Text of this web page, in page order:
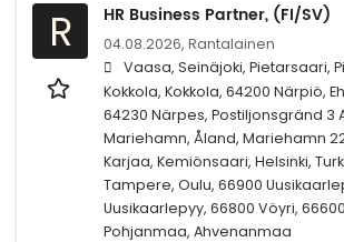
R HR Business Partner, (FI/SV)
04.08.2026, Rantalainen
Vaasa, Seinäjoki, Pietarsaari,
Kokkola, Kokkola, 64200 Närpiö,
64230 Närpes, Postiljonsgränd 3
Mariehamn, Åland, Mariehamn
Karjaa, Kemiönsaari, Helsinki,
Tampere, Oulu, 66900
Uusikaarlepyy, 66800 Vöyri,
Pohjanmaa, Ahvenanmaa